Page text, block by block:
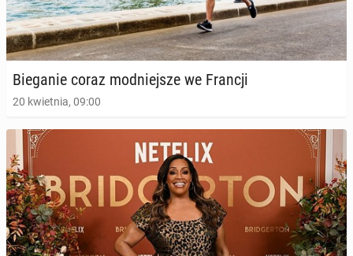
Bie­ga­nie coraz mod­niej­sze we Francji
20 kwietnia, 09:00